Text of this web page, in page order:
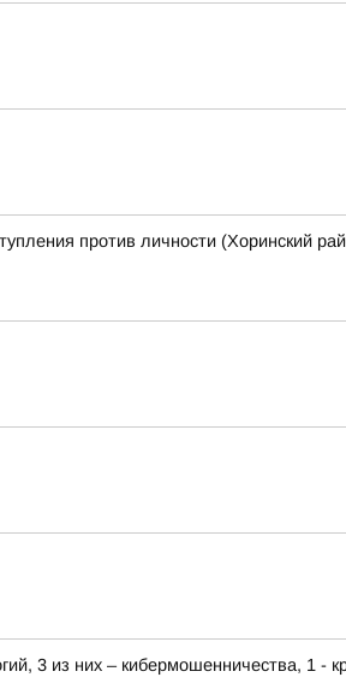
против личности (Хоринский
3 из них – кибермошенничества, 1 -